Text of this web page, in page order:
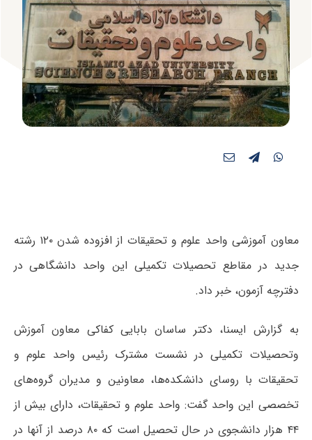
معاون آموزشی واحد علوم و تحقیقات از افزوده شدن ۱۲۰ رشته
جدید در مقاطع تحصیلات تکمیلی این واحد دانشگاهی در
دفترچه آزمون، خبر داد.
به گزارش ایسنا، دکتر ساسان بابایی کفاکی معاون آموزش
وتحصیلات تکمیلی در نشست مشترک رئیس واحد علوم و
تحقیقات با روسای دانشکده‌ها، معاونین و مدیران گروه‌های
تخصصی این واحد گفت: واحد علوم و تحقیقات، دارای بیش از
۴۴ هزار دانشجوی در حال تحصیل است که ۸۰ درصد از آنها در